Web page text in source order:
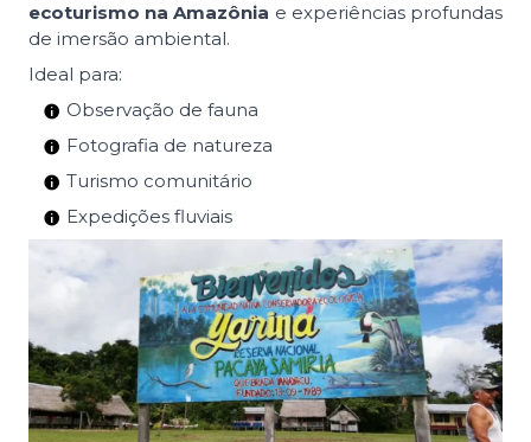
ecoturismo na Amazônia e experiências profundas
de imersão ambiental.
Ideal para:
Observação de fauna
Fotografia de natureza
Turismo comunitário
Expedições fluviais